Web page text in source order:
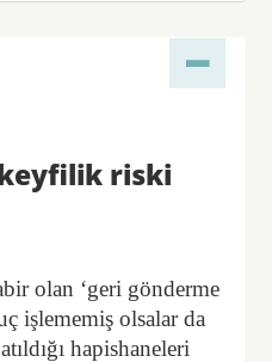
riski
olan ‘geri gönderme
işlememiş olsalar da
hapishaneleri